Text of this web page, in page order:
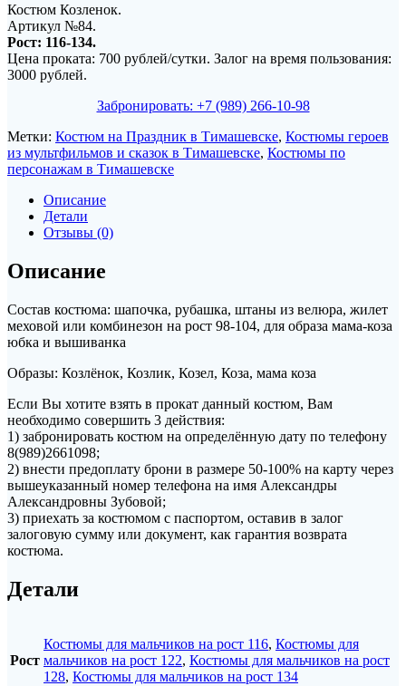
Костюм Козленок.
Артикул №84.
Рост: 116-134.
Цена проката: 700 рублей/сутки. Залог на время пользования:
3000 рублей.
Забронировать: +7 (989) 266-10-98
Метки: Костюм на Праздник в Тимашевске, Костюмы героев
из мультфильмов и сказок в Тимашевске, Костюмы по
персонажам в Тимашевске
Описание
Детали
Отзывы (0)
Описание
Состав костюма: шапочка, рубашка, штаны из велюра, жилет
меховой или комбинезон на рост 98-104, для образа мама-коза
юбка и вышиванка
Образы: Козлёнок, Козлик, Козел, Коза, мама коза
Если Вы хотите взять в прокат данный костюм, Вам
необходимо совершить 3 действия:
1) забронировать костюм на определённую дату по телефону
8(989)2661098;
2) внести предоплату брони в размере 50-100% на карту через
вышеуказанный номер телефона на имя Александры
Александровны Зубовой;
3) приехать за костюмом с паспортом, оставив в залог
залоговую сумму или документ, как гарантия возврата
костюма.
Детали
Рост
Костюмы для мальчиков на рост 116, Костюмы для
мальчиков на рост 122, Костюмы для мальчиков на рост
128, Костюмы для мальчиков на рост 134